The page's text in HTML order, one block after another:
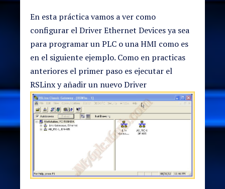
En esta práctica vamos a ver como
configurar el Driver Ethernet Devices ya sea
para programar un PLC o una HMI como es
en el siguiente ejemplo. Como en practicas
anteriores el primer paso es ejecutar el
RSLinx y añadir un nuevo Driver